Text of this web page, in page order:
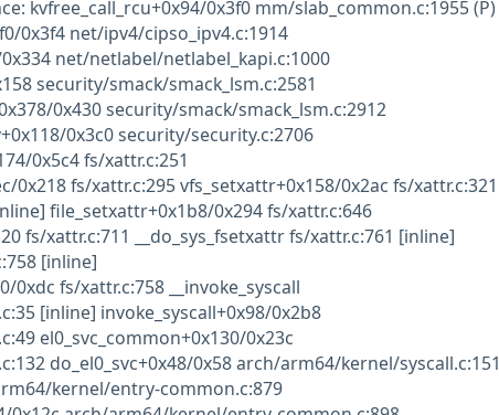
kvfree_call_rcu+0x94/0x3f0 mm/slab_common.c:1955 (P)
0x3f4 net/ipv4/cipso_ipv4.c:1914
net/netlabel/netlabel_kapi.c:1000
security/smack/smack_lsm.c:2581
0x430 security/smack/smack_lsm.c:2912
0x3c0 security/security.c:2706
0x5c4 fs/xattr.c:251
0x218 fs/xattr.c:295 vfs_setxattr+0x158/0x2ac fs/xattr.c:321
file_setxattr+0x1b8/0x294 fs/xattr.c:646
fs/xattr.c:711 __do_sys_fsetxattr fs/xattr.c:761 [inline]
[inline]
0xdc fs/xattr.c:758 __invoke_syscall
[inline] invoke_syscall+0x98/0x2b8
el0_svc_common+0x130/0x23c
do_el0_svc+0x48/0x58 arch/arm64/kernel/syscall.c:151
kernel/entry-common.c:879